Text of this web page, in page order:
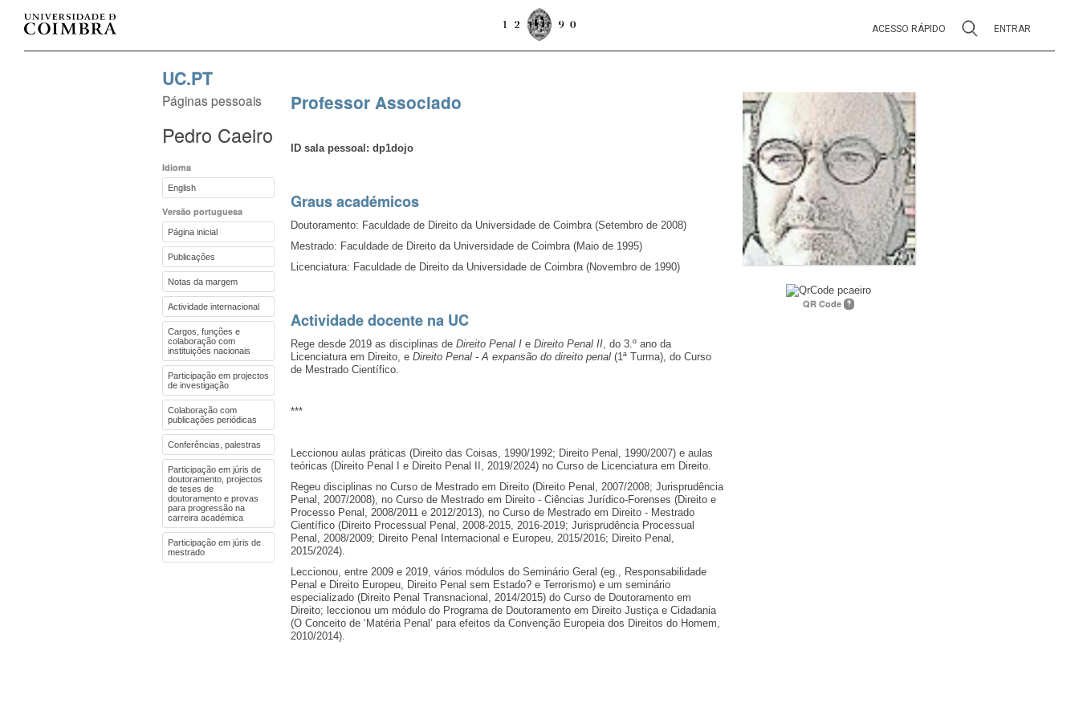
ACESSO RÁPIDO ENTRAR
UC.PT
Páginas pessoais
Pedro Caeiro
Idioma
English
Versão portuguesa
Página inicial
Publicações
Notas da margem
Actividade internacional
Cargos, funções e
colaboração com
instituições nacionais
Participação em projectos
de investigação
Colaboração com
publicações periódicas
Conferências, palestras
Participação em júris de
doutoramento, projectos
de teses de
doutoramento e provas
para progressão na
carreira académica
Participação em júris de
mestrado
Professor Associado
ID sala pessoal: dp1dojo
Graus académicos
Doutoramento: Faculdade de Direito da Universidade de Coimbra (Setembro de 2008)
Mestrado: Faculdade de Direito da Universidade de Coimbra (Maio de 1995)
Licenciatura: Faculdade de Direito da Universidade de Coimbra (Novembro de 1990)
Actividade docente na UC
Rege desde 2019 as disciplinas de Direito Penal I e Direito Penal II, do 3.º ano da
Licenciatura em Direito, e Direito Penal - A expansão do direito penal (1ª Turma), do Curso
de Mestrado Científico.
***
Leccionou aulas práticas (Direito das Coisas, 1990/1992; Direito Penal, 1990/2007) e aulas
teóricas (Direito Penal I e Direito Penal II, 2019/2024) no Curso de Licenciatura em Direito.
Regeu disciplinas no Curso de Mestrado em Direito (Direito Penal, 2007/2008; Jurisprudência
Penal, 2007/2008), no Curso de Mestrado em Direito - Ciências Jurídico-Forenses (Direito e
Processo Penal, 2008/2011 e 2012/2013), no Curso de Mestrado em Direito - Mestrado
Científico (Direito Processual Penal, 2008-2015, 2016-2019; Jurisprudência Processual
Penal, 2008/2009; Direito Penal Internacional e Europeu, 2015/2016; Direito Penal,
2015/2024).
Leccionou, entre 2009 e 2019, vários módulos do Seminário Geral (eg., Responsabilidade
Penal e Direito Europeu, Direito Penal sem Estado? e Terrorismo) e um seminário
especializado (Direito Penal Transnacional, 2014/2015) do Curso de Doutoramento em
Direito; leccionou um módulo do Programa de Doutoramento em Direito Justiça e Cidadania
(O Conceito de ‘Matéria Penal’ para efeitos da Convenção Europeia dos Direitos do Homem,
2010/2014).
QR Code ?